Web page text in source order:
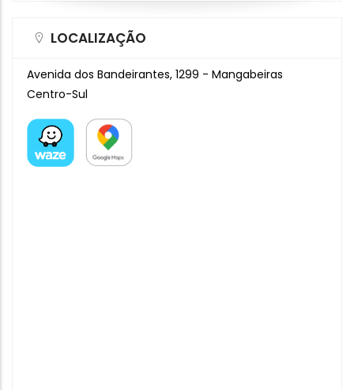
LOCALIZAÇÃO
Avenida dos Bandeirantes, 1299 - Mangabeiras
Centro-Sul